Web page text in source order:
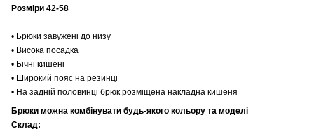
Розміри 42-58
• Брюки завужені до низу
• Висока посадка
• Бічні кишені
• Широкий пояс на резинці
• На задній половинці брюк розміщена накладна кишеня
Брюки можна комбінувати будь-якого кольору та моделі
Склад: